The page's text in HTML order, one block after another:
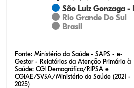
São Luiz Gonzaga -
Rio Grande Do Sul
Brasil
Fonte: Ministério da Saúde - SAPS - e-
Gestor - Relatórios da Atenção Primária à
Saúde; CGI Demográfico/RIPSA e
CGIAE/SVSA/Ministério da Saúde (2021 -
2025)